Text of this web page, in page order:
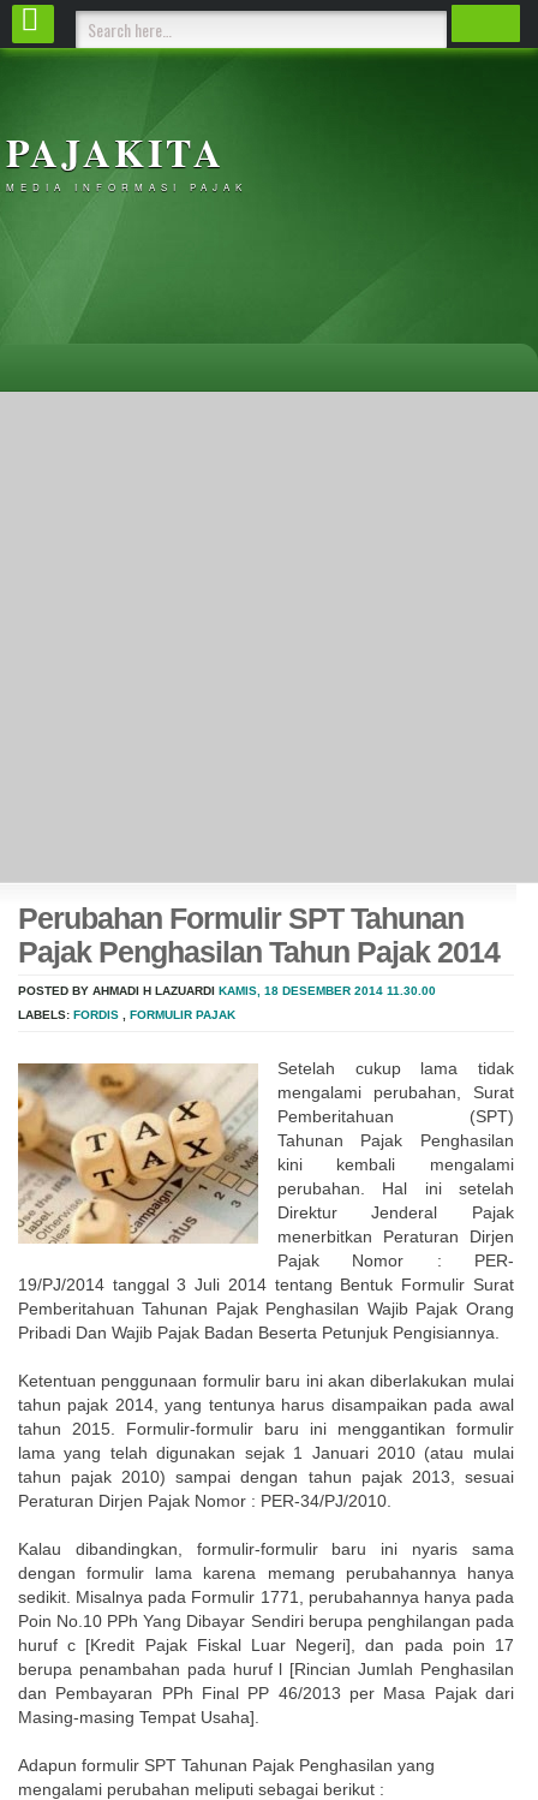
PAJAKITA
MEDIA INFORMASI PAJAK
Perubahan Formulir SPT Tahunan
Pajak Penghasilan Tahun Pajak 2014
POSTED BY AHMADI H LAZUARDI KAMIS, 18 DESEMBER 2014 11.30.00
LABELS: FORDIS FORMULIR PAJAK
Setelah cukup lama tidak
mengalami perubahan, Surat
Pemberitahuan (SPT)
Tahunan Pajak Penghasilan
kini kembali mengalami
perubahan. Hal ini setelah
Direktur Jenderal Pajak
menerbitkan Peraturan Dirjen
Pajak Nomor : PER-
19/PJ/2014 tanggal 3 Juli 2014 tentang Bentuk Formulir Surat
Pemberitahuan Tahunan Pajak Penghasilan Wajib Pajak Orang
Pribadi Dan Wajib Pajak Badan Beserta Petunjuk Pengisiannya.
Ketentuan penggunaan formulir baru ini akan diberlakukan mulai
tahun pajak 2014, yang tentunya harus disampaikan pada awal
tahun 2015. Formulir-formulir baru ini menggantikan formulir
lama yang telah digunakan sejak 1 Januari 2010 (atau mulai
tahun pajak 2010) sampai dengan tahun pajak 2013, sesuai
Peraturan Dirjen Pajak Nomor : PER-34/PJ/2010.
Kalau dibandingkan, formulir-formulir baru ini nyaris sama
dengan formulir lama karena memang perubahannya hanya
sedikit. Misalnya pada Formulir 1771, perubahannya hanya pada
Poin No.10 PPh Yang Dibayar Sendiri berupa penghilangan pada
huruf c [Kredit Pajak Fiskal Luar Negeri], dan pada poin 17
berupa penambahan pada huruf l [Rincian Jumlah Penghasilan
dan Pembayaran PPh Final PP 46/2013 per Masa Pajak dari
Masing-masing Tempat Usaha].
Adapun formulir SPT Tahunan Pajak Penghasilan yang
mengalami perubahan meliputi sebagai berikut :